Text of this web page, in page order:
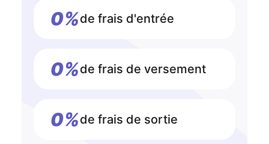
0%de frais d'entrée
0%de frais de versement
0%de frais de sortie